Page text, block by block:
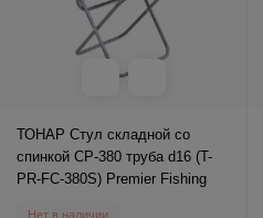
ТОНАР Стул складной со
спинкой СР-380 труба d16 (T-
PR-FC-380S) Premier Fishing
Нет в наличии